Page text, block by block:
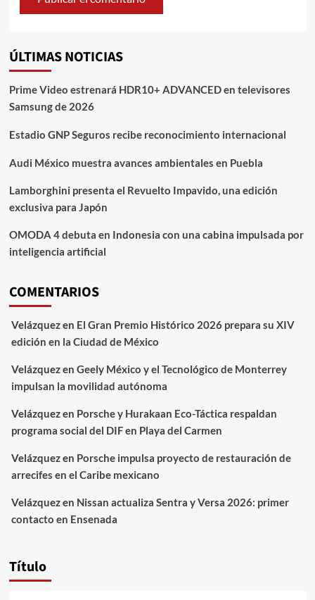
ÚLTIMAS NOTICIAS
Prime Video estrenará HDR10+ ADVANCED en televisores
Samsung de 2026
Estadio GNP Seguros recibe reconocimiento internacional
Audi México muestra avances ambientales en Puebla
Lamborghini presenta el Revuelto Impavido, una edición
exclusiva para Japón
OMODA 4 debuta en Indonesia con una cabina impulsada por
inteligencia artificial
COMENTARIOS
Velázquezen El Gran Premio Histórico 2026 prepara su XIV
edición en la Ciudad de México
Velázquezen Geely México y el Tecnológico de Monterrey
impulsan la movilidad autónoma
Velázquezen Porsche y Hurakaan Eco-Táctica respaldan
programa social del DIF en Playa del Carmen
Velázquezen Porsche impulsa proyecto de restauración de
arrecifes en el Caribe mexicano
Velázquezen Nissan actualiza Sentra y Versa 2026: primer
contacto en Ensenada
Título